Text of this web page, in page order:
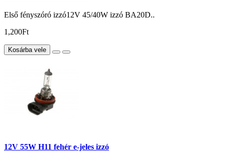
Első fényszóró izzó12V 45/40W izzó BA20D..
1,200Ft
Kosárba vele
12V 55W H11 fehér e-jeles izzó